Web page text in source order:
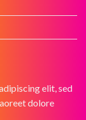
elit, sed
dolore